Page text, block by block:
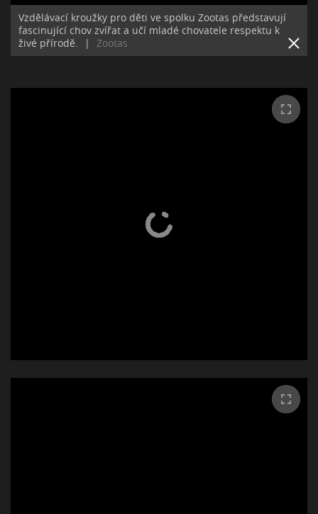
Vzdělávací kroužky pro děti ve spolku Zootas představují
fascinující chov zvířat a učí mladé chovatele respektu k
živé přírodě.
| Zootas